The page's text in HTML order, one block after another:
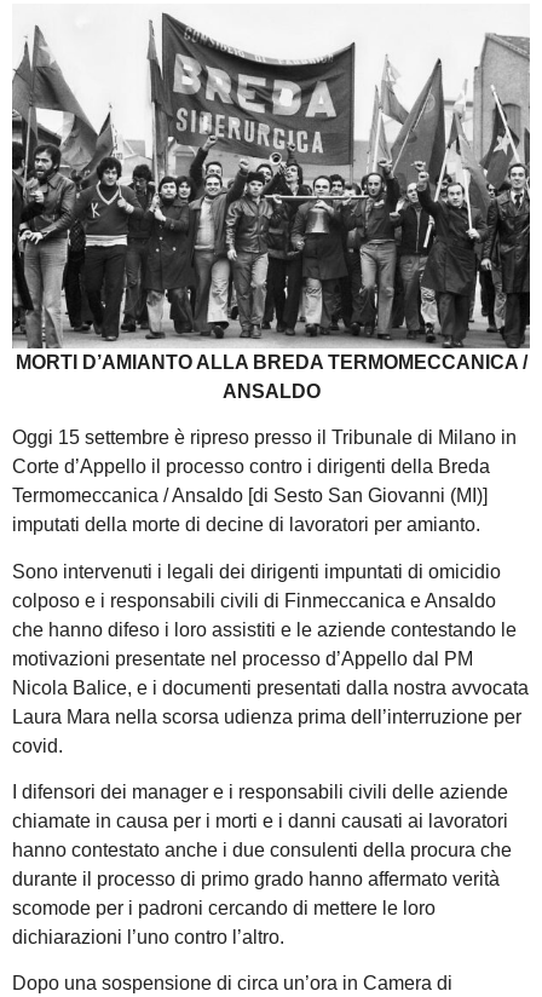
MORTI D’AMIANTO ALLA BREDA TERMOMECCANICA /
ANSALDO
Oggi 15 settembre è ripreso presso il Tribunale di Milano in
Corte d’Appello il processo contro i dirigenti della Breda
Termomeccanica / Ansaldo [di Sesto San Giovanni (MI)]
imputati della morte di decine di lavoratori per amianto.
Sono intervenuti i legali dei dirigenti impuntati di omicidio
colposo e i responsabili civili di Finmeccanica e Ansaldo
che hanno difeso i loro assistiti e le aziende contestando le
motivazioni presentate nel processo d’Appello dal PM
Nicola Balice, e i documenti presentati dalla nostra avvocata
Laura Mara nella scorsa udienza prima dell’interruzione per
covid.
I difensori dei manager e i responsabili civili delle aziende
chiamate in causa per i morti e i danni causati ai lavoratori
hanno contestato anche i due consulenti della procura che
durante il processo di primo grado hanno affermato verità
scomode per i padroni cercando di mettere le loro
dichiarazioni l’uno contro l’altro.
Dopo una sospensione di circa un’ora in Camera di